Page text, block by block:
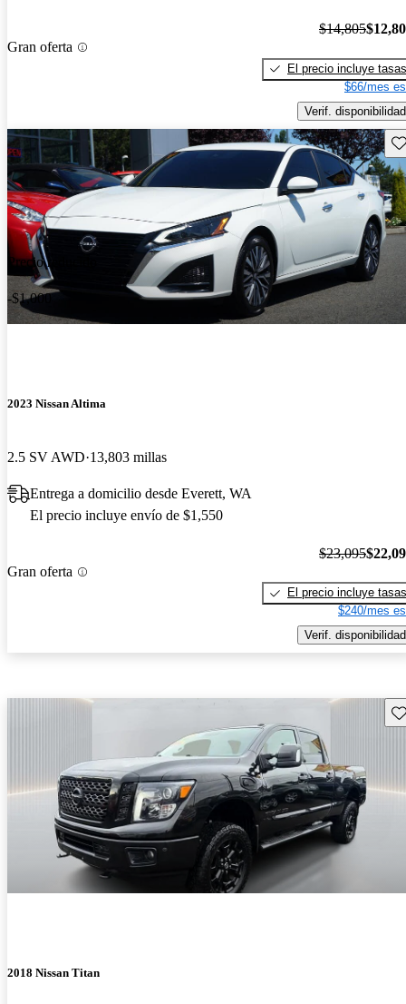
Gran oferta
$14,805
El precio incluye tasas
$66/mes
Verif. disponibilidad
Precio reducido
-$1,000
2023 Nissan Altima
2.5 SV AWD 13,803 millas
Entrega a domicilio desde Everett, WA
El precio incluye envío de $1,550
Gran oferta
$23,095
El precio incluye tasas
$240/mes
Verif. disponibilidad
2018 Nissan Titan